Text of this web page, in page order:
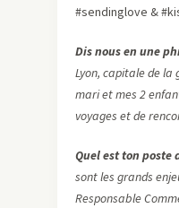
#sendinglove &
Dis nous en une
Lyon, capitale de la
mari et mes 2
voyages et de
Quel est ton poste
sont les grands
Responsable